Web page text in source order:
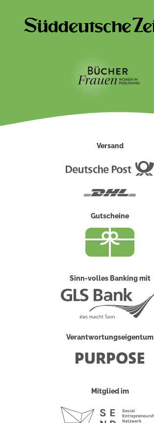
Versand
Gutscheine
Sinn-volles Banking mit
Verantwortungseigentum
Mitglied im